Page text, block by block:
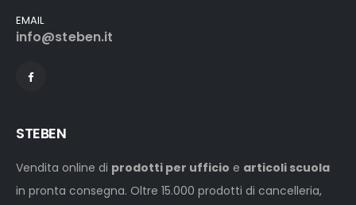
EMAIL
info@steben.it
STEBEN
Vendita online di prodotti per ufficio e articoli scuola
in pronta consegna. Oltre 15.000 prodotti di cancelleria,